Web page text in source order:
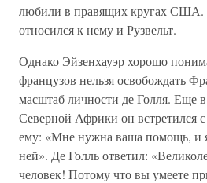
любили в правящих кругах США.
относился к нему и Рузвельт.
Однако Эйзенхауэр хорошо
французов нельзя освобождать
масштаб личности де Голля. Еще
Северной Африки он встретился
ему: «Мне нужна ваша помощь, и
ней». Де Голль ответил:
человек! Потому что вы умеете